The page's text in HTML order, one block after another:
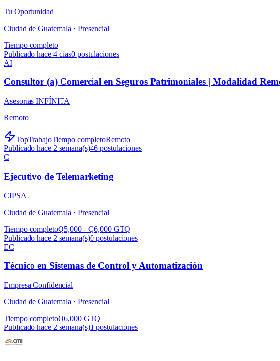
Tu Oportunidad
Ciudad de Guatemala · Presencial
Tiempo completo
Publicado hace 4 días0 postulaciones
AI
Consultor (a) Comercial en Seguros Patrimoniales | Modalidad
Asesorias INFÍNITA
Remoto
TopTrabajoTiempo completoRemoto
Publicado hace 2 semana(s)46 postulaciones
C
Ejecutivo de Telemarketing
CIPSA
Ciudad de Guatemala · Presencial
Tiempo completoQ5,000 - Q6,000 GTQ
Publicado hace 2 semana(s)0 postulaciones
EC
Técnico en Sistemas de Control y Automatización
Empresa Confidencial
Ciudad de Guatemala · Presencial
Tiempo completoQ6,000 GTQ
Publicado hace 2 semana(s)1 postulaciones